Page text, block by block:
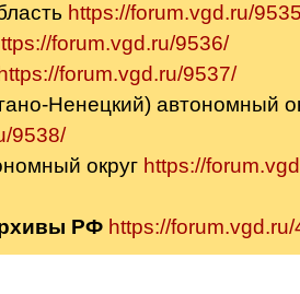
https://forum.vgd.ru/
forum.vgd.ru/9536/
https://forum.vgd.ru/9537/
Ненецкий) автономный
9538/
округ https://
РФ https://